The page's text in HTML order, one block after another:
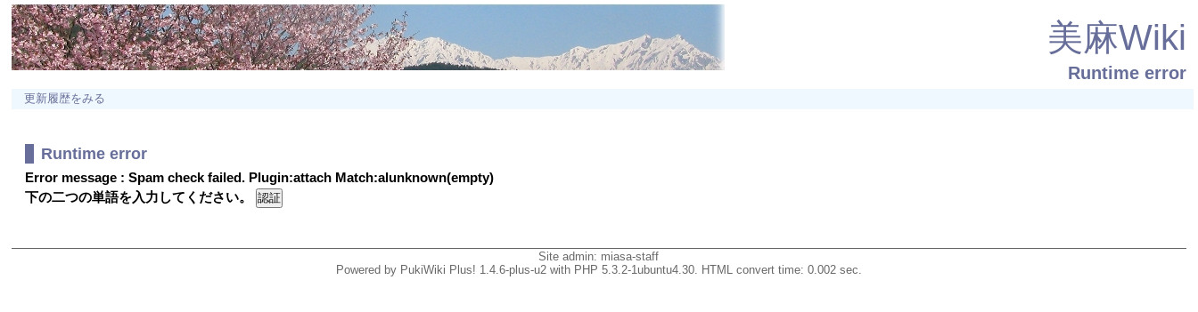
美麻Wiki
Runtime error
更新履歴をみる
Runtime error
Error message : Spam check failed. Plugin:attach Match:alunknown(empty)
下の二つの単語を入力してください。
Site admin: miasa-staff
Powered by PukiWiki Plus! 1.4.6-plus-u2 with PHP 5.3.2-1ubuntu4.30. HTML convert time: 0.002 sec.